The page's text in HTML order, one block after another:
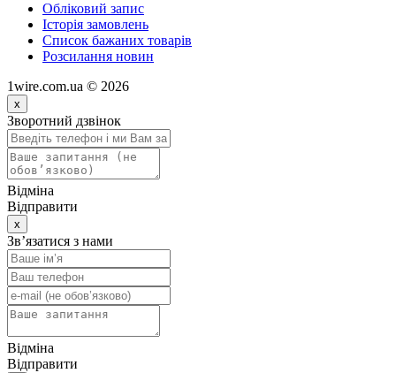
Обліковий запис
Історія замовлень
Список бажаних товарів
Розсилання новин
1wire.com.ua © 2026
x
Зворотний дзвінок
Відміна
Відправити
x
Зв’язатися з нами
Відміна
Відправити